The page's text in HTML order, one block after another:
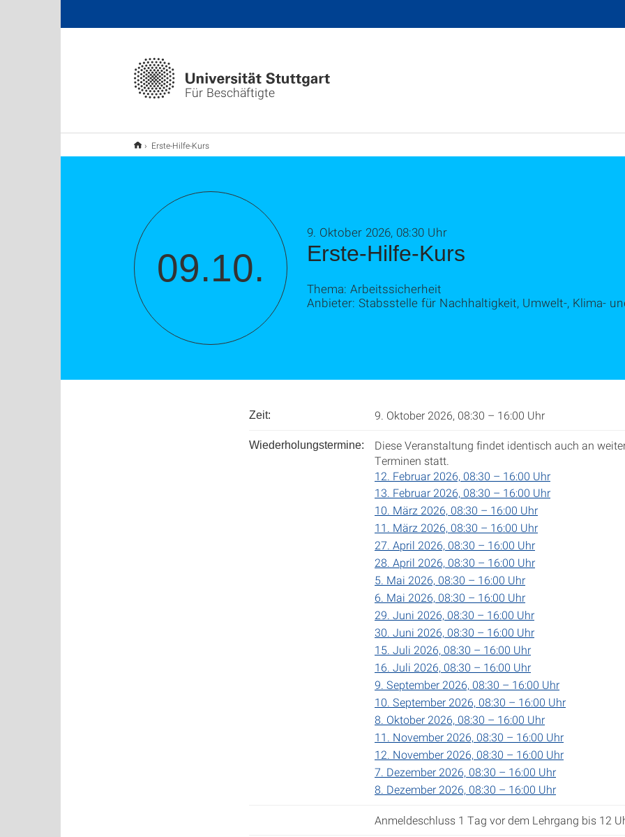
Für Beschäftigte
Erste-Hilfe-Kurs
09.10. Erste-Hilfe-Kurs
9. Oktober 2026, 08:30 Uhr
Thema: Arbeitssicherheit
Anbieter: Stabsstelle für Nachhaltigkeit, Umwelt-, Klima-
Zeit: 9. Oktober 2026, 08:30 – 16:00 Uhr
Wiederholungstermine:
Diese Veranstaltung findet identisch auch an
Terminen statt.
12. Februar 2026, 08:30 – 16:00 Uhr
13. Februar 2026, 08:30 – 16:00 Uhr
10. März 2026, 08:30 – 16:00 Uhr
11. März 2026, 08:30 – 16:00 Uhr
27. April 2026, 08:30 – 16:00 Uhr
28. April 2026, 08:30 – 16:00 Uhr
5. Mai 2026, 08:30 – 16:00 Uhr
6. Mai 2026, 08:30 – 16:00 Uhr
29. Juni 2026, 08:30 – 16:00 Uhr
30. Juni 2026, 08:30 – 16:00 Uhr
15. Juli 2026, 08:30 – 16:00 Uhr
16. Juli 2026, 08:30 – 16:00 Uhr
9. September 2026, 08:30 – 16:00 Uhr
10. September 2026, 08:30 – 16:00 Uhr
8. Oktober 2026, 08:30 – 16:00 Uhr
11. November 2026, 08:30 – 16:00 Uhr
12. November 2026, 08:30 – 16:00 Uhr
7. Dezember 2026, 08:30 – 16:00 Uhr
8. Dezember 2026, 08:30 – 16:00 Uhr
Anmeldeschluss 1 Tag vor dem Lehrgang bis 12